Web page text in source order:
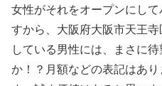
女性がそれをオープンにし
すから、大阪府大阪市天王
している男性には、まさに
か！？月額などの表記はあ